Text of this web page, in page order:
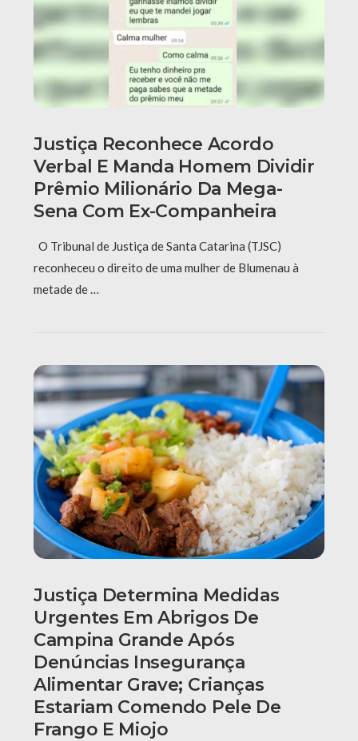
Justiça Reconhece Acordo
Verbal E Manda Homem Dividir
Prêmio Milionário Da Mega-
Sena Com Ex-Companheira
O Tribunal de Justiça de Santa Catarina (TJSC)
reconheceu o direito de uma mulher de Blumenau à
metade de …
Justiça Determina Medidas
Urgentes Em Abrigos De
Campina Grande Após
Denúncias Insegurança
Alimentar Grave; Crianças
Estariam Comendo Pele De
Frango E Miojo